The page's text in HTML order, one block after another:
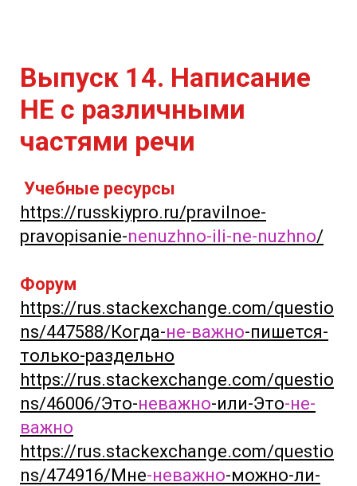
Выпуск 14. Написание
НЕ с различными
частями речи
Учебные ресурсы
https://russkiypro.ru/pravilnoe-
pravopisanie-nenuzhno-ili-ne-nuzhno/
Форум
https://rus.stackexchange.com/questio
ns/447588/Когда-не-важно-пишется-
только-раздельно
https://rus.stackexchange.com/questio
ns/46006/Это-неважно-или-Это-не-
важно
https://rus.stackexchange.com/questio
ns/474916/Мне-неважно-можно-ли-